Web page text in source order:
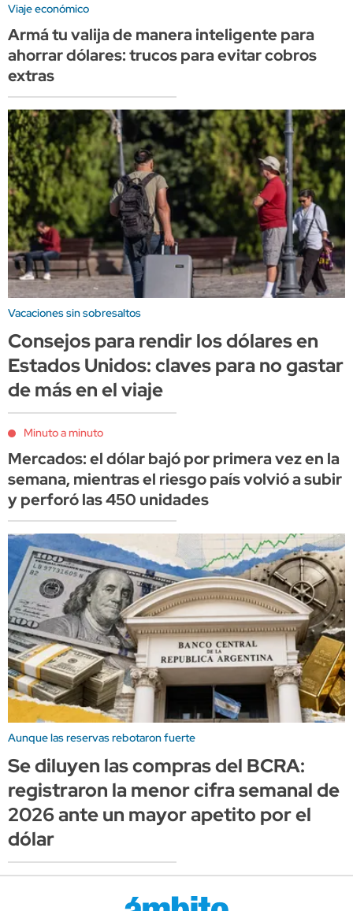
Viaje económico
Armá tu valija de manera inteligente para
ahorrar dólares: trucos para evitar cobros
extras
Vacaciones sin sobresaltos
Consejos para rendir los dólares en
Estados Unidos: claves para no gastar
de más en el viaje
Minuto a minuto
Mercados: el dólar bajó por primera vez en la
semana, mientras el riesgo país volvió a subir
y perforó las 450 unidades
Aunque las reservas rebotaron fuerte
Se diluyen las compras del BCRA:
registraron la menor cifra semanal de
2026 ante un mayor apetito por el
dólar